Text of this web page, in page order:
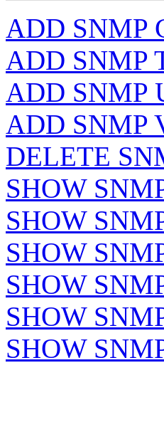
ADD SNMP
ADD SNMP
ADD SNMP
ADD SNMP
DELETE
SHOW
SHOW
SHOW
SHOW
SHOW
SHOW